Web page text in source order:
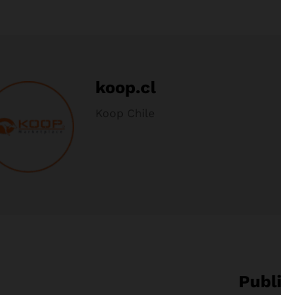
koop.cl